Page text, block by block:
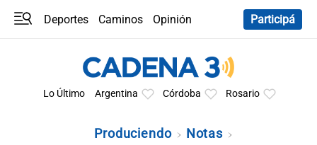
Deportes Caminos
Opinión
Participá
Lo Último Argentina Córdoba Rosario
Produciendo Notas